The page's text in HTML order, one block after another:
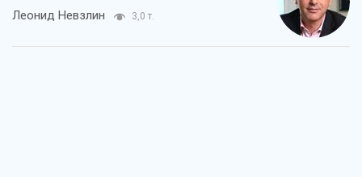
Леонид Невзлин 3,0 т.